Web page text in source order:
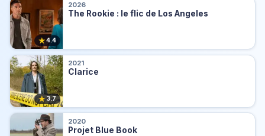
★4.4
2026
The Rookie : le flic de Los Angeles
★3.7
2021
Clarice
2020
Projet Blue Book